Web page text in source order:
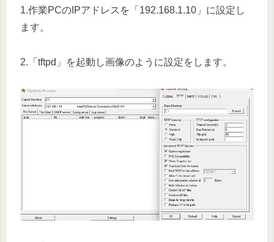
1.作業PCのIPアドレスを「192.168.1.10」に設定し
ます。
2.「tftpd」を起動し画像のように設定をします。